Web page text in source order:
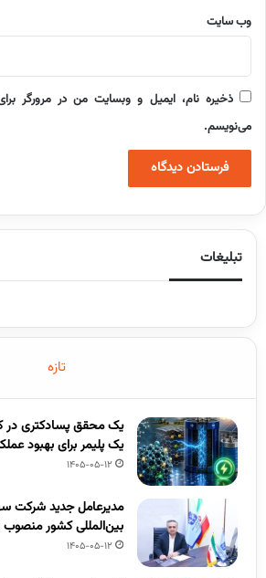
وب‌ سایت
ذخیره نام، ایمیل و وبسایت من در مرورگر
می‌نویسم.
تبلیغات
تازه
یک محقق پسادکتری در
یک پلیمر برای بهبود
1405-05-12
مدیرعامل جدید شرکت
بین‌المللی کشور
1405-05-12